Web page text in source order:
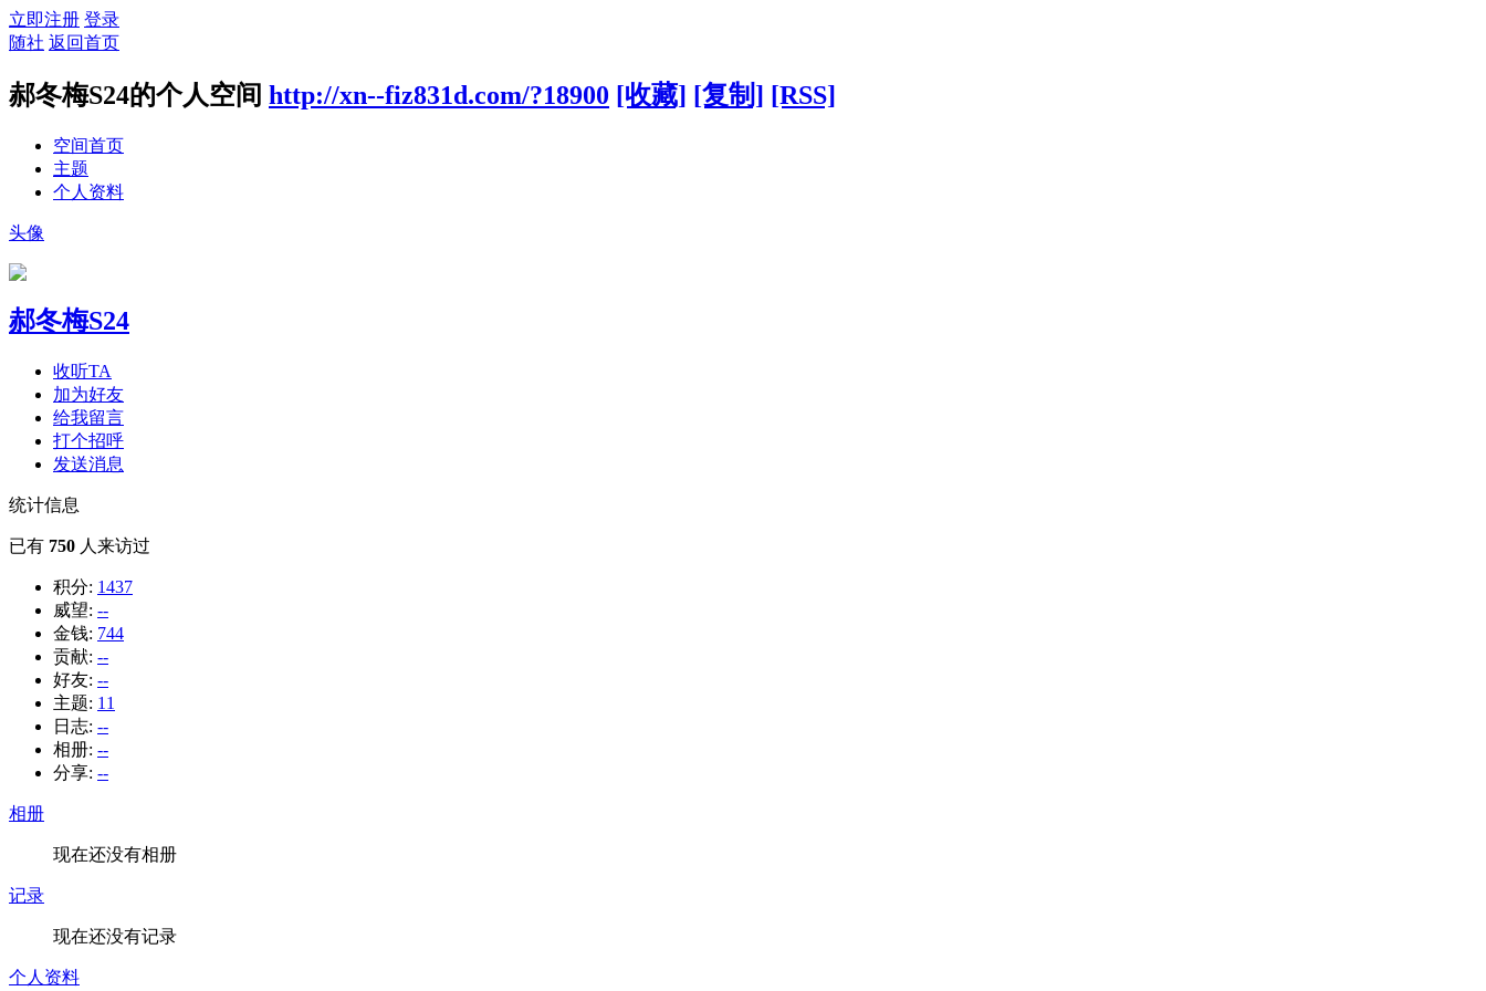
立即注册 登录
随社 返回首页
郝冬梅S24的个人空间 http://xn--fiz831d.com/?18900 [收藏] [复制] [RSS]
空间首页
主题
个人资料
头像
郝冬梅S24
收听TA
加为好友
给我留言
打个招呼
发送消息
统计信息
已有 750 人来访过
积分: 1437
威望: --
金钱: 744
贡献: --
好友: --
主题: 11
日志: --
相册: --
分享: --
相册
现在还没有相册
记录
现在还没有记录
个人资料